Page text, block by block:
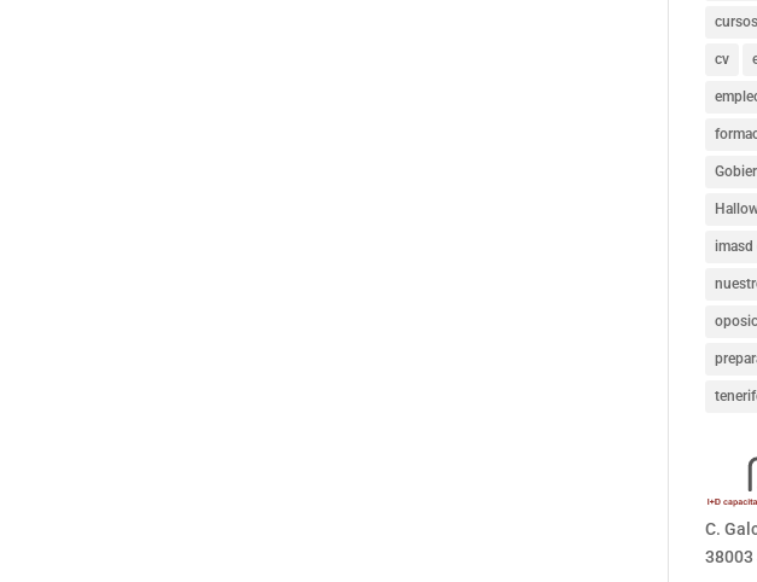
cursos
cv
imasd
C.
38003